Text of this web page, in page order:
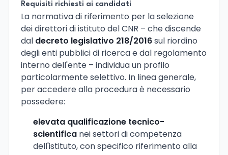
Requisiti richiesti ai candidati
La normativa di riferimento per la selezione
dei direttori di istituto del CNR – che discende
dal decreto legislativo 218/2016sul riordino
degli enti pubblici di ricerca e dal regolamento
interno dell'ente – individua un profilo
particolarmente selettivo. In linea generale,
per accedere alla procedura è necessario
possedere:
elevata qualificazione tecnico-
scientifica nei settori di competenza
dell'istituto, con specifico riferimento alla